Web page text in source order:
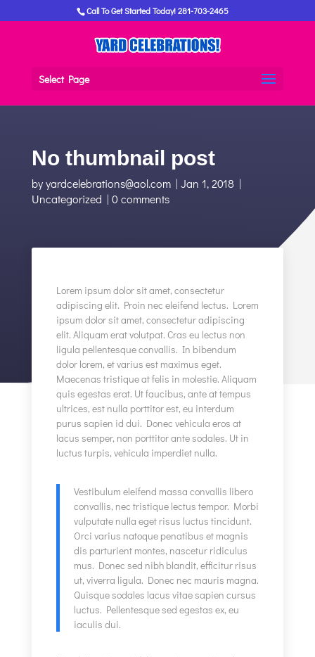
Call To Get Started Today! 281-703-2465
Select Page
No thumbnail post
byyardcelebrations@aol.com| Jan 1, 2018 |
Uncategorized | 0 comments
Lorem ipsum dolor sit amet, consectetur
adipiscing elit. Proin nec eleifend lectus. Lorem
ipsum dolor sit amet, consectetur adipiscing
elit. Aliquam erat volutpat. Cras eu lectus non
ligula pellentesque convallis. In bibendum
dolor lorem, et varius est maximus eget.
Maecenas tristique at felis in molestie. Aliquam
quis egestas erat. Ut faucibus, ante at tempus
ultrices, est nulla porttitor est, eu interdum
purus sapien id dui. Donec vehicula eros at
lacus semper, non porttitor ante sodales. Ut in
luctus turpis, vehicula imperdiet nulla.
Vestibulum eleifend massa convallis libero
convallis, nec tristique lectus tempor. Morbi
vulputate nulla eget risus luctus tincidunt.
Orci varius natoque penatibus et magnis
dis parturient montes, nascetur ridiculus
mus. Donec sed nibh blandit, efficitur risus
ut, viverra ligula. Donec nec mauris magna.
Quisque sodales lacus vitae sapien cursus
luctus. Pellentesque sed egestas ex, eu
iaculis dui.